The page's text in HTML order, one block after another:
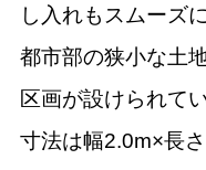
し入れもスムーズ
都市部の狭小な土
区画が設けられて
寸法は幅2.0m×長